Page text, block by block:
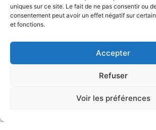
uniques sur ce site. Le fait de ne pas consentir ou
consentement peut avoir un effet négatif sur
et fonctions.
Accepter
Refuser
Voir les préférences